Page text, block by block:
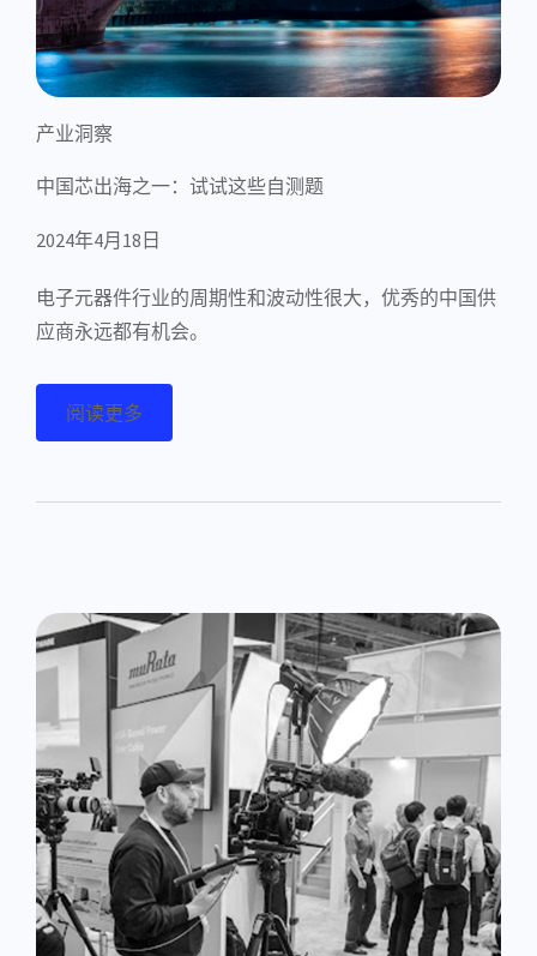
产业洞察
中国芯出海之一：试试这些自测题
2024年4月18日
电子元器件行业的周期性和波动性很大，优秀的中国供
应商永远都有机会。
阅读更多